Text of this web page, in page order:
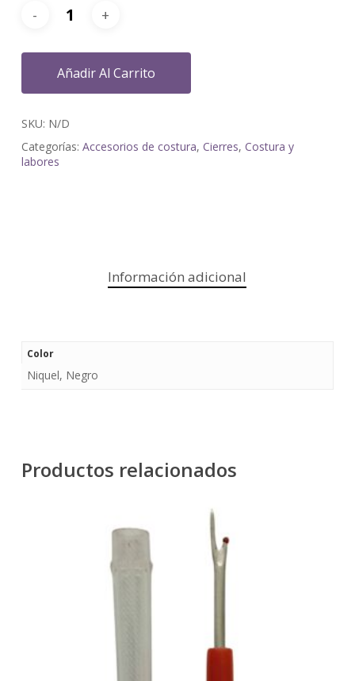
Añadir Al Carrito
SKU: N/D
Categorías: Accesorios de costura, Cierres, Costura y
labores
Información adicional
Color
Niquel, Negro
Productos relacionados